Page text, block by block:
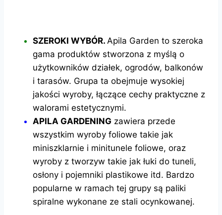
SZEROKI WYBÓR. Apila Garden to szeroka
gama produktów stworzona z myślą o
użytkowników działek, ogrodów, balkonów
i tarasów. Grupa ta obejmuje wysokiej
jakości wyroby, łączące cechy praktyczne z
walorami estetycznymi.
APILA GARDENING zawiera przede
wszystkim wyroby foliowe takie jak
miniszklarnie i minitunele foliowe, oraz
wyroby z tworzyw takie jak łuki do tuneli,
osłony i pojemniki plastikowe itd. Bardzo
popularne w ramach tej grupy są paliki
spiralne wykonane ze stali ocynkowanej.